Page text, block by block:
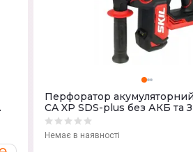
Перфоратор акумуляторний
CA XP SDS-plus без АКБ та
Немає в наявності